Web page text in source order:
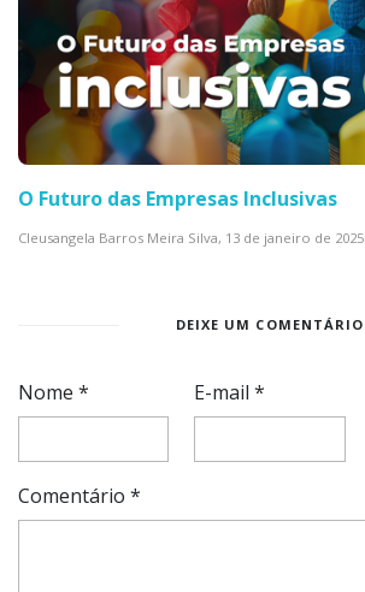
O Futuro das Empresas Inclusivas
Cleusangela Barros Meira Silva, 13 de janeiro de 2025
DEIXE UM COMENTÁRIO
Nome * E-mail*
Comentário *